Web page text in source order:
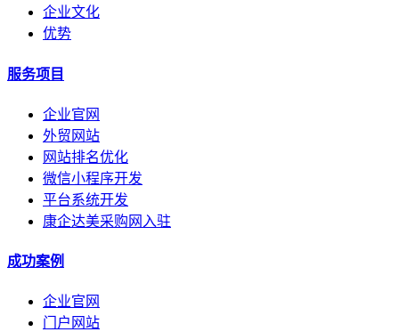
企业文化
优势
服务项目
企业官网
外贸网站
网站排名优化
微信小程序开发
平台系统开发
康企达美采购网入驻
成功案例
企业官网
门户网站